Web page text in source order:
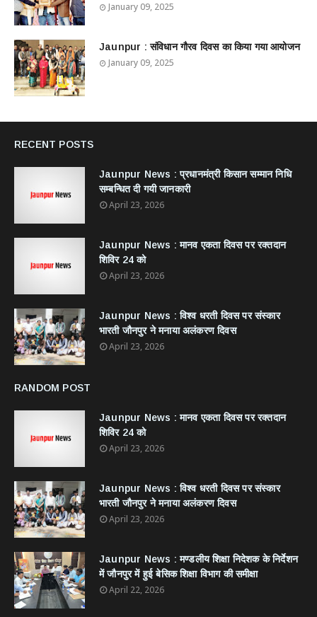
January 09, 2025
Jaunpur : ​संविधान गौरव दिवस का किया गया आयोजन
January 09, 2025
RECENT POSTS
Jaunpur News : ​प्रधानमंत्री किसान सम्मान निधि
सम्बन्धित दी गयी जानकारी
April 23, 2026
Jaunpur News : ​मानव एकता दिवस पर रक्तदान
शिविर 24 को
April 23, 2026
Jaunpur News : विश्व धरती दिवस पर संस्कार
भारती जौनपुर ने मनाया अलंकरण दिवस
April 23, 2026
RANDOM POST
Jaunpur News : ​मानव एकता दिवस पर रक्तदान
शिविर 24 को
April 23, 2026
Jaunpur News : विश्व धरती दिवस पर संस्कार
भारती जौनपुर ने मनाया अलंकरण दिवस
April 23, 2026
Jaunpur News : ​मण्डलीय शिक्षा निदेशक के निर्देशन
में जौनपुर में हुई बेसिक शिक्षा विभाग की समीक्षा
April 22, 2026